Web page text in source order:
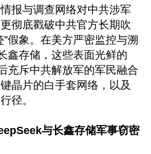
报与调查网络对中共涉军
彻底戳破中共官方长期吹
假象。在美方严密监控与溯
鑫存储，这些表面光鲜的
充斥中共解放军的军民融合
晶片的白手套网络，以及
径。
与长鑫存储军事窃密